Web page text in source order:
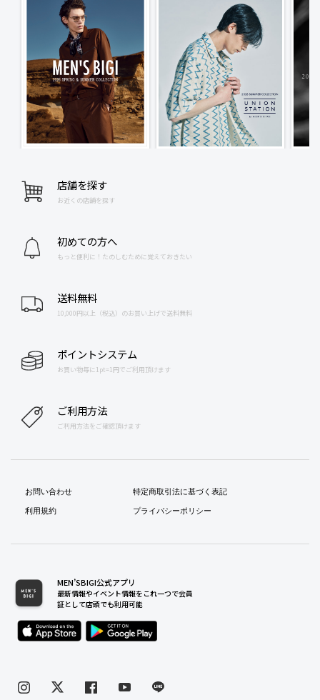
店舗を探す
お近くの店舗を探す
初めての方へ
もっと便利に！たのしむために覚えておきたい
送料無料
10,000円以上（税込）のお買い上げで送料無料
ポイントシステム
お買い物毎に1pt=1円でご利用頂けます
ご利用方法
ご利用方法をご確認頂けます
お問い合わせ
利用規約
特定商取引法に基づく表記
プライバシーポリシー
MEN’SBIGI公式アプリ
最新情報やイベント情報をこれ一つで会員
証として店頭でも利用可能